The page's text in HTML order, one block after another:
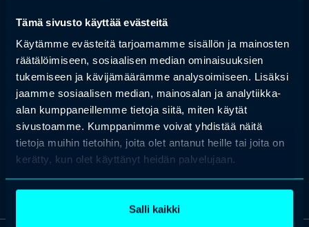
Tämä sivusto käyttää evästeitä
Käytämme evästeitä tarjoamamme sisällön ja mainosten
räätälöimiseen, sosiaalisen median ominaisuuksien
tukemiseen ja kävijämäärämme analysoimiseen. Lisäksi
jaamme sosiaalisen median, mainosalan ja analytiikka-
alan kumppaneillemme tietoja siitä, miten käytät
sivustoamme. Kumppanimme voivat yhdistää näitä
tietoja muihin tietoihin, joita olet antanut heille tai joita on
kerätty, kun olet käyttänyt heidän palvelujaan.
Salli kaikki
vaatimustenmukaisuuden varmistamisen sekä niihin liittyvät
kouluttajana erilaisissa seminaareissa ja tapahtumissa, joissa
käsitellään mm. EU-koneasetuksen muutosten vaikutuksia
käytäntöön ja koneturvallisuusvaatimusten täyttämistä yrityksissä.
Koneturvallisuusstandardien lisäksi Rapinojalla on syvä
asiantuntemus teknisen tuotemäärittelyn ja ISO GPS-toleroinnin
standardeista ja niiden kouluttamisessa.